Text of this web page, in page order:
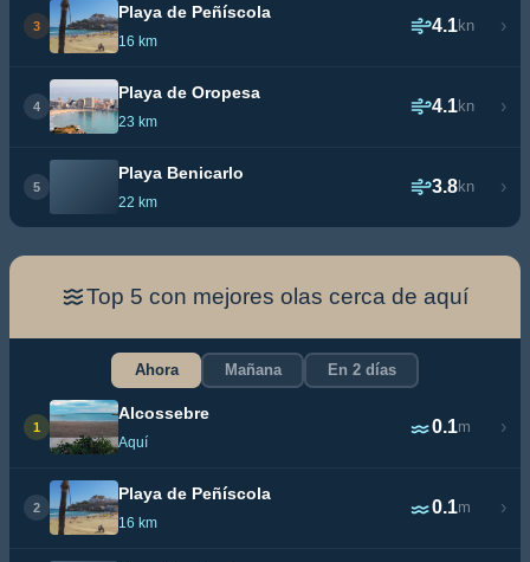
3
Playa de Peñíscola
16 km
4.1kn ›
4
Playa de Oropesa
23 km
4.1kn ›
5
Playa Benicarlo
22 km
3.8kn ›
Top 5 con mejores olas cerca de aquí
Ahora Mañana En 2 días
1
Alcossebre
Aquí
0.1m ›
2
Playa de Peñíscola
16 km
0.1m ›